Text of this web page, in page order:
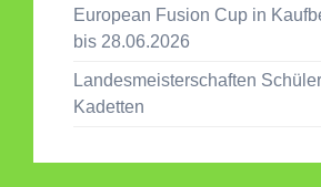
European Fusion Cup in
bis 28.06.2026
Landesmeisterschaften
Kadetten